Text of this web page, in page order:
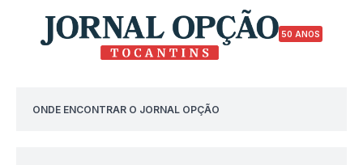
50 ANOS
ONDE ENCONTRAR O JORNAL OPÇÃO